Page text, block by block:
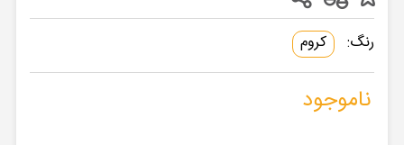
رنگ: کروم
ناموجود